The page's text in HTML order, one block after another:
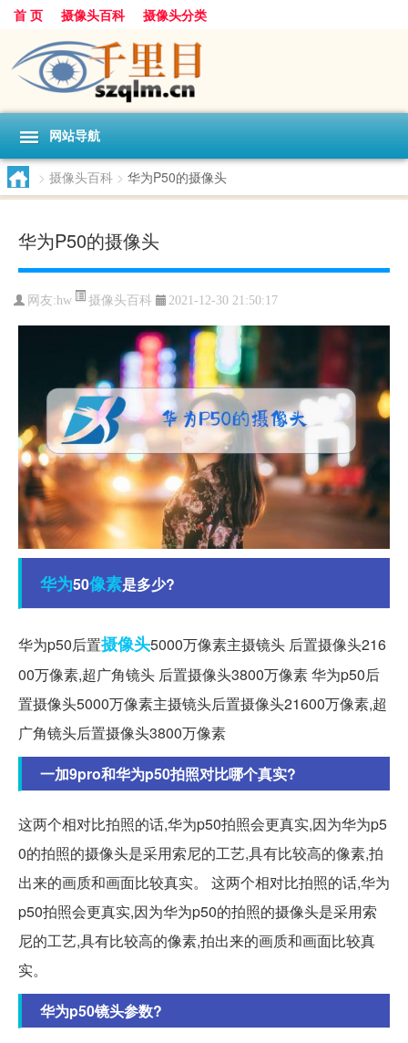
首 页 摄像头百科 摄像头分类
网站导航
> 摄像头百科 > 华为P50的摄像头
华为P50的摄像头
网友:hw 摄像头百科 2021-12-30 21:50:17
华为50像素是多少?
华为p50后置摄像头5000万像素主摄镜头 后置摄像头216
00万像素,超广角镜头 后置摄像头3800万像素 华为p50后
置摄像头5000万像素主摄镜头后置摄像头21600万像素,超
广角镜头后置摄像头3800万像素
一加9pro和华为p50拍照对比哪个真实?
这两个相对比拍照的话,华为p50拍照会更真实,因为华为p5
0的拍照的摄像头是采用索尼的工艺,具有比较高的像素,拍
出来的画质和画面比较真实。 这两个相对比拍照的话,华为
p50拍照会更真实,因为华为p50的拍照的摄像头是采用索
尼的工艺,具有比较高的像素,拍出来的画质和画面比较真
实。
华为p50镜头参数?